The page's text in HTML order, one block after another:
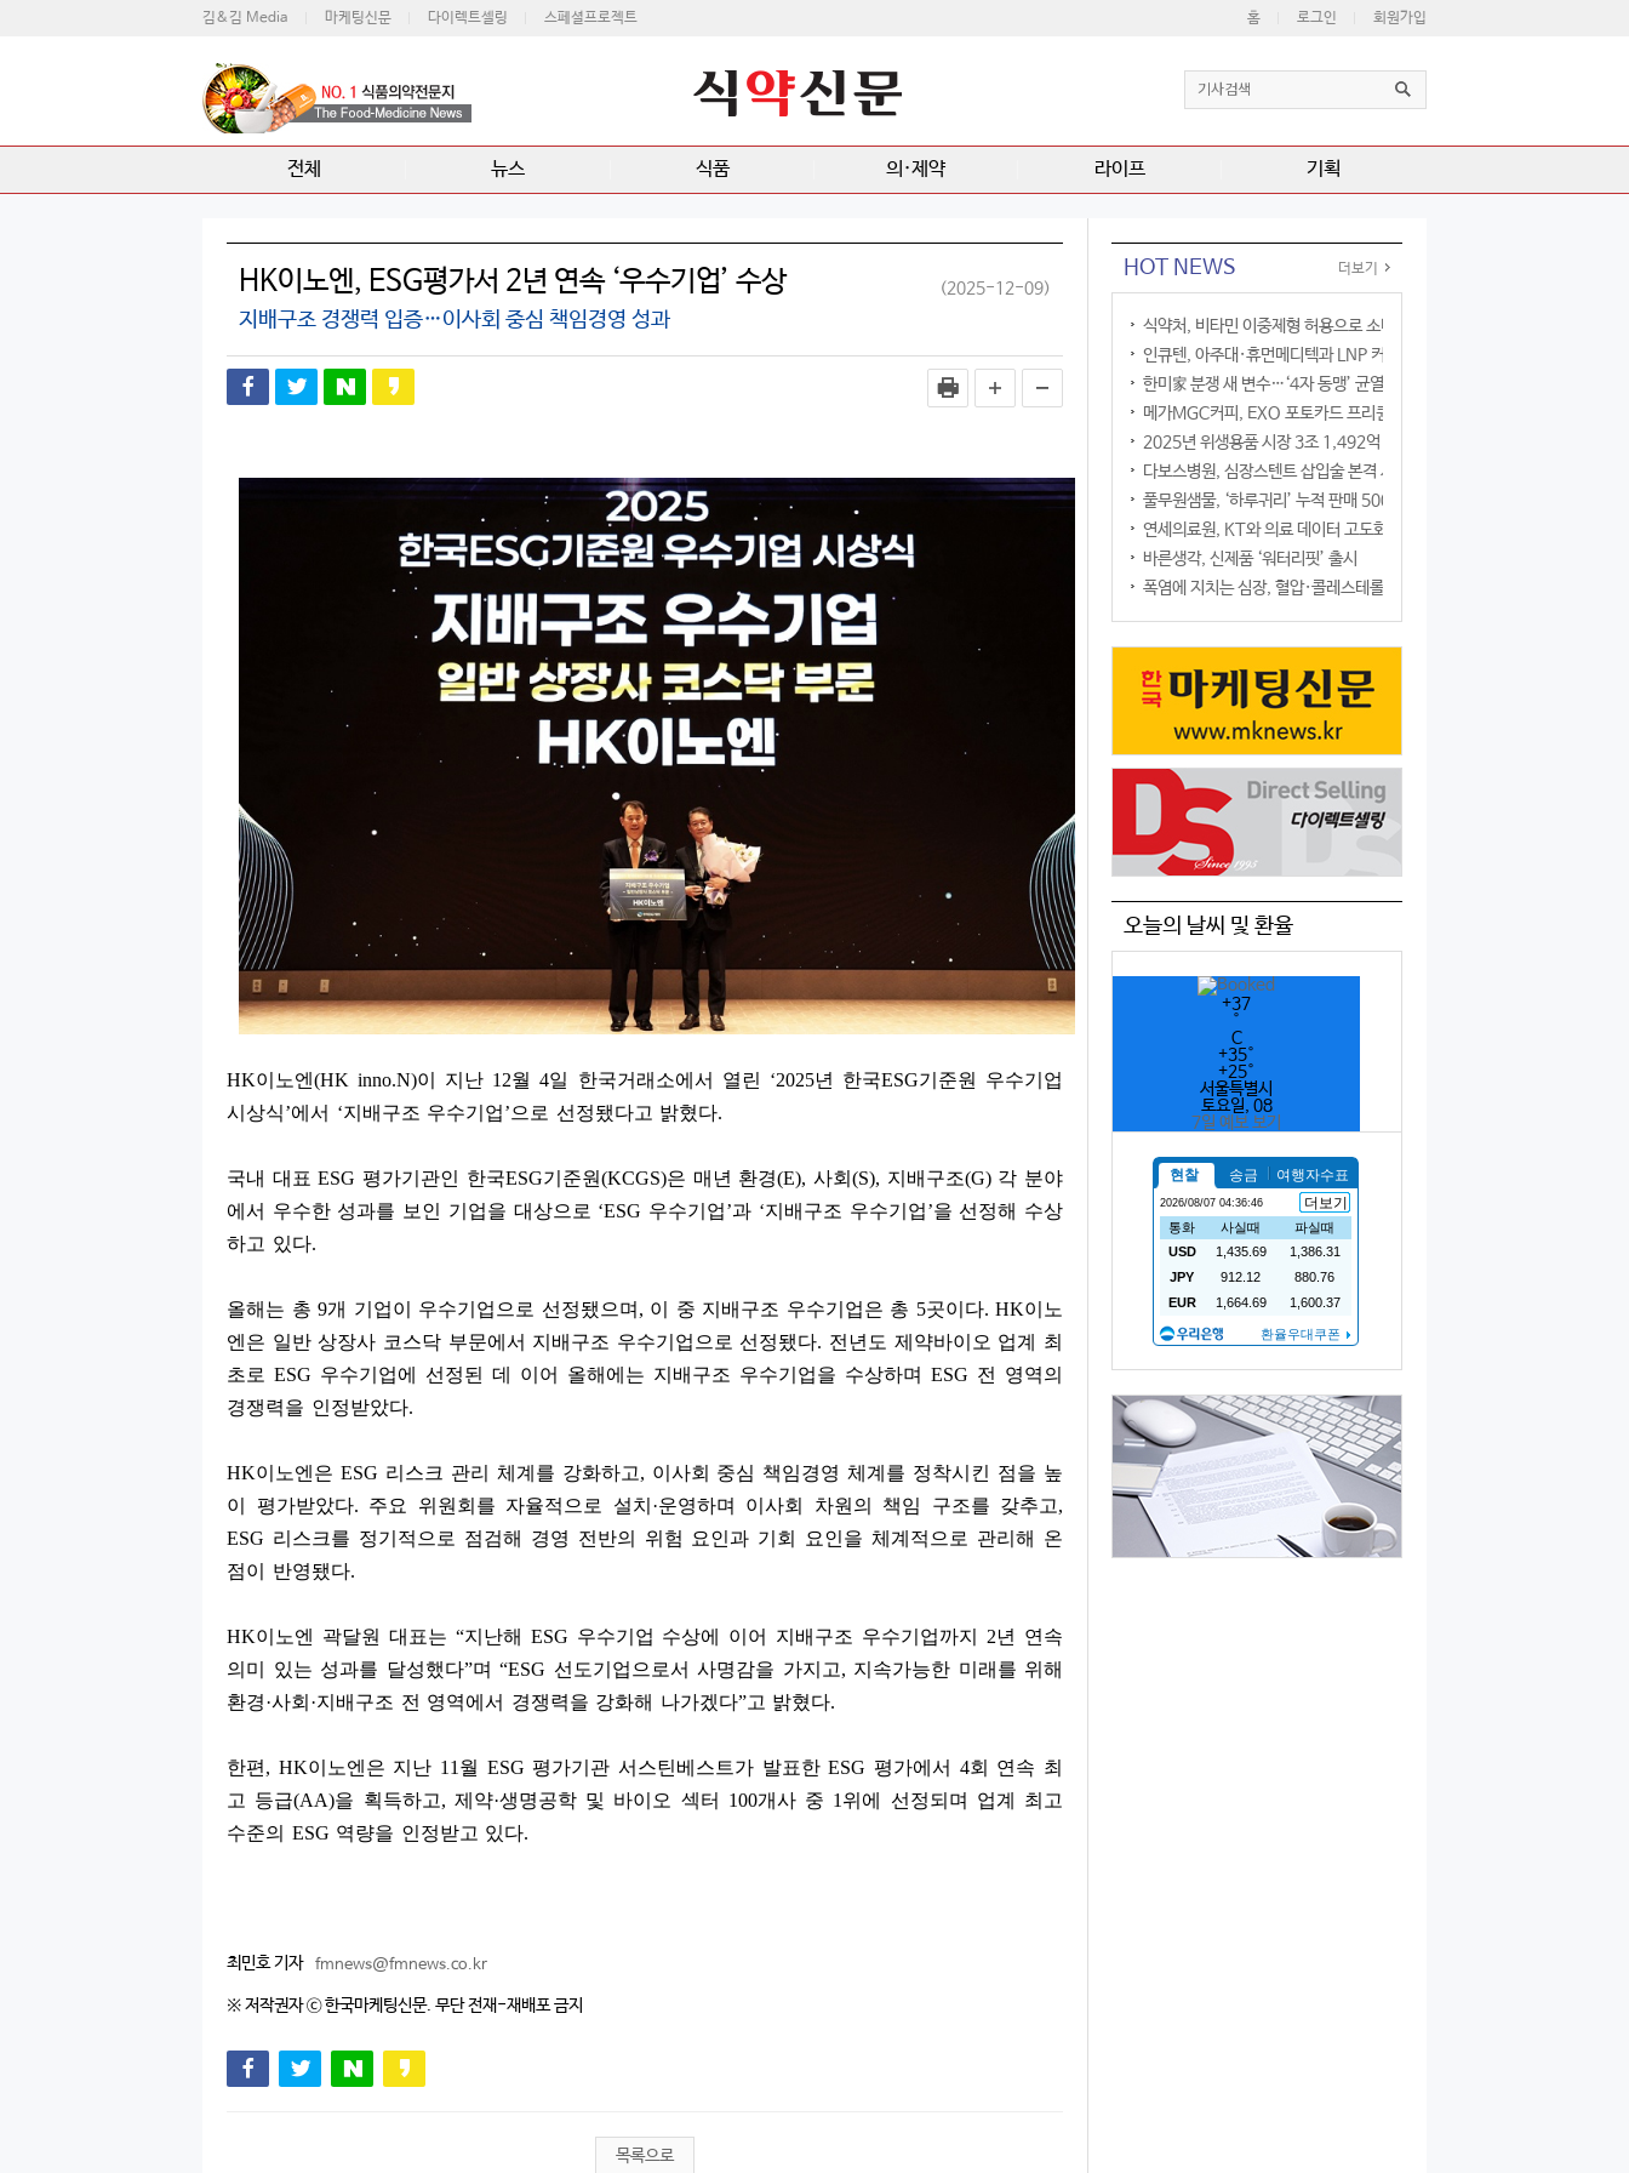
김&김 Media 마케팅신문 다이렉트셀링 스페셜프로젝트 홈 로그인 회원가입
전체 뉴스 식품 의·제약 라이프 기획
HK이노엔, ESG평가서 2년 연속 ‘우수기업’ 수상 (2025-12-09)
지배구조 경쟁력 입증…이사회 중심 책임경영 성과
HK이노엔 (HK inno.N)이 지난 12월4일 한국거래소에서 열린 ‘2025년 한국ESG기준원 우수기업
시상식’에서 ‘지배구조 우수기업’으로 선정됐다고 밝혔다.
국내 대표ESG평가기관인 한국ESG기준원(KCGS)은 매년 환경(E), 사회 (S), 지배구조(G) 각 분야
에서 우수한 성과를 보인 기업을 대상으로 ‘ESG 우수기업’과 ‘지배구조 우수기업’을 선정해 수상
하고 있다.
올해는 총 9개 기업이 우수기업으로 선정됐으며 , 이 중 지배구조 우수기업은 총 5곳이다. HK이노
엔은 일반 상장사 코스닥 부문에서 지배구조 우수기업으로 선정됐다. 전년도 제약바이오 업계 최
초로 ESG 우수기업에 선정된 데 이어 올해에는 지배구조 우수기업을 수상하며 ESG 전 영역의
경쟁력을 인정받았다.
HK이노엔은 ESG 리스크 관리 체계를 강화하고, 이사회 중심 책임경영 체계를 정착시킨 점을 높
이 평가받았다. 주요 위원회를 자율적으로 설치 ·운영하며 이사회 차원의 책임 구조를 갖추고,
ESG 리스크를 정기적으로 점검해 경영 전반의 위험 요인과 기회 요인을 체계적으로 관리해 온
점이 반영됐다.
HK이노엔 곽달원 대표는 “지난해 ESG 우수기업 수상에 이어 지배구조 우수기업까지 2년 연속
의미 있는 성과를 달성했다”며 “ESG 선도기업으로서 사명감을 가지고, 지속가능한 미래를 위해
환경·사회 ·지배구조 전 영역에서 경쟁력을 강화해 나가겠다”고 밝혔다.
한편 , HK이노엔은 지난 11 월 ESG평가기관 서스틴베스트가 발표한ESG평가에서 4회 연속 최
고 등급(AA)을 획득하고, 제약·생명공학 및 바이오 섹터 100개사 중 1 위에 선정되며 업계 최고
수준의 ESG 역량을 인정받고 있다.
최민호 기자 fmnews@fmnews.co.kr
※ 저작권자 ⓒ 한국마케팅신문. 무단 전재-재배포 금지
목록으로
HOT NEWS 더보기
식약처, 비타민 이중제형 허용으로 소비자 선택권 확대
인큐텐, 아주대·휴먼메디텍과 LNP 커큐민 공동연구
한미家 분쟁 새 변수…‘4자 동맹’ 균열 현실화
메가MGC커피, EXO 포토카드 프리퀀시 이벤트
2025년 위생용품 시장 3조 1,492억 원
다보스병원, 심장스텐트 삽입술 본격 시행
풀무원샘물, ‘하루귀리’ 누적 판매 500만 병 돌파
연세의료원, KT와 의료 데이터 고도화 협력
바른생각, 신제품 ‘워터리핏’ 출시
폭염에 지치는 심장, 혈압·콜레스테롤만 챙기면 될까?
오늘의 날씨 및 환율
+37
°
C
+35°
+25°
서울특별시
토요일, 08
7일 예보 보기